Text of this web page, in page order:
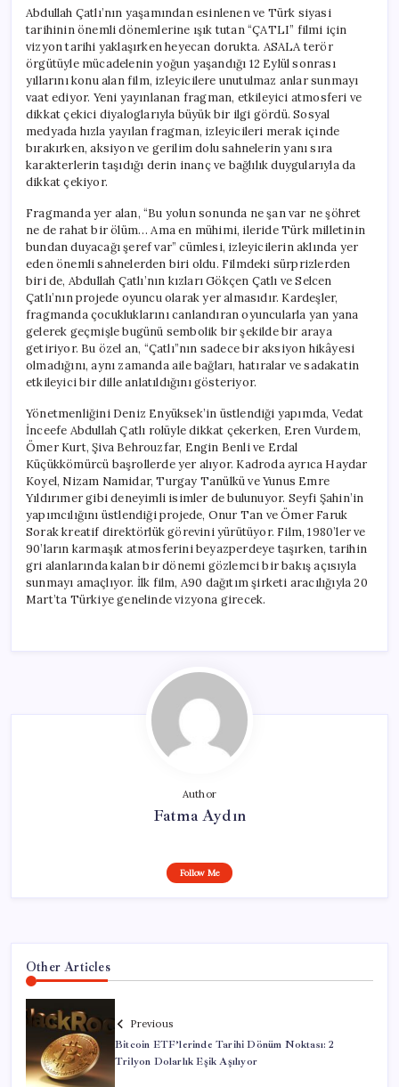
Günler
Kaldı:
Abdullah
Çatlı’nın
Rol
Alıyor
için
Abdullah Çatlı’nın yaşamından esinlenen ve Türk siyasi
tarihinin önemli dönemlerine ışık tutan “ÇATLI” filmi için
vizyon tarihi yaklaşırken heyecan dorukta. ASALA terör
örgütüyle mücadelenin yoğun yaşandığı 12 Eylül sonrası
yıllarını konu alan film, izleyicilere unutulmaz anlar sunmayı
vaat ediyor. Yeni yayınlanan fragman, etkileyici atmosferi ve
dikkat çekici diyaloglarıyla büyük bir ilgi gördü. Sosyal
medyada hızla yayılan fragman, izleyicileri merak içinde
bırakırken, aksiyon ve gerilim dolu sahnelerin yanı sıra
karakterlerin taşıdığı derin inanç ve bağlılık duygularıyla da
dikkat çekiyor.
Fragmanda yer alan, “Bu yolun sonunda ne şan var ne şöhret
ne de rahat bir ölüm… Ama en mühimi, ileride Türk milletinin
bundan duyacağı şeref var” cümlesi, izleyicilerin aklında yer
eden önemli sahnelerden biri oldu. Filmdeki sürprizlerden
biri de, Abdullah Çatlı’nın kızları Gökçen Çatlı ve Selcen
Çatlı’nın projede oyuncu olarak yer almasıdır. Kardeşler,
fragmanda çocukluklarını canlandıran oyuncularla yan yana
gelerek geçmişle bugünü sembolik bir şekilde bir araya
getiriyor. Bu özel an, “Çatlı”nın sadece bir aksiyon hikâyesi
olmadığını, aynı zamanda aile bağları, hatıralar ve sadakatin
etkileyici bir dille anlatıldığını gösteriyor.
Yönetmenliğini Deniz Enyüksek’in üstlendiği yapımda, Vedat
İnceefe Abdullah Çatlı rolüyle dikkat çekerken, Eren Vurdem,
Ömer Kurt, Şiva Behrouzfar, Engin Benli ve Erdal
Küçükkömürcü başrollerde yer alıyor. Kadroda ayrıca Haydar
Koyel, Nizam Namidar, Turgay Tanülkü ve Yunus Emre
Yıldırımer gibi deneyimli isimler de bulunuyor. Seyfi Şahin’in
yapımcılığını üstlendiği projede, Onur Tan ve Ömer Faruk
Sorak kreatif direktörlük görevini yürütüyor. Film, 1980’ler ve
90’ların karmaşık atmosferini beyazperdeye taşırken, tarihin
gri alanlarında kalan bir dönemi gözlemci bir bakış açısıyla
sunmayı amaçlıyor. İlk film, A90 dağıtım şirketi aracılığıyla 20
Mart’ta Türkiye genelinde vizyona girecek.
Author
Fatma Aydın
Follow Me
Other Articles
Previous
Bitcoin ETF’lerinde Tarihi Dönüm Noktası: 2
Trilyon Dolarlık Eşik Aşılıyor